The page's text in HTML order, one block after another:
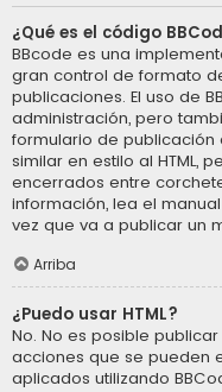
¿Qué es el código
BBcode es una
gran control de formato
publicaciones. El uso de
administración, pero
formulario de publicación
similar en estilo al HTML,
encerrados entre
información, lea el
vez que va a publicar un
Arriba
¿Puedo usar HTML?
No. No es posible
acciones que se pueden
aplicados utilizando